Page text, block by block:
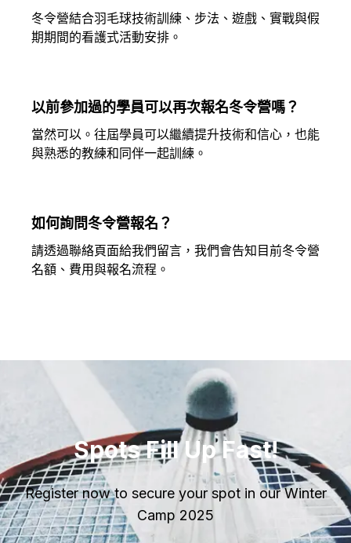
冬令營結合羽毛球技術訓練、步法、遊戲、實戰與假
期期間的看護式活動安排。
以前參加過的學員可以再次報名冬令營嗎？
當然可以。往屆學員可以繼續提升技術和信心，也能
與熟悉的教練和同伴一起訓練。
如何詢問冬令營報名？
請透過聯絡頁面給我們留言，我們會告知目前冬令營
名額、費用與報名流程。
Spots Fill Up Fast!
Register now to secure your spot in our Winter
Camp 2025